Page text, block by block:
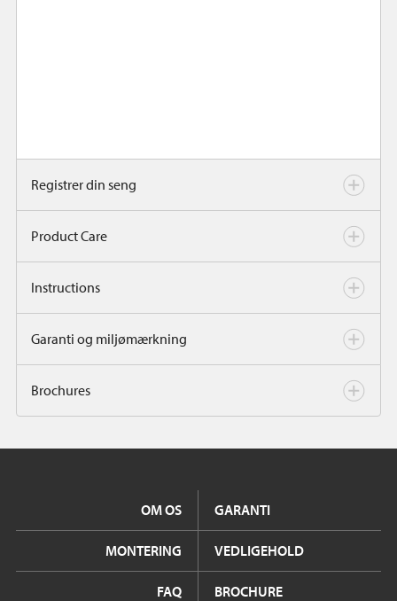
Registrer din seng
Product Care
Instructions
Garanti og miljømærkning
Brochures
OM OS GARANTI
MONTERING VEDLIGEHOLD
FAQ BROCHURE